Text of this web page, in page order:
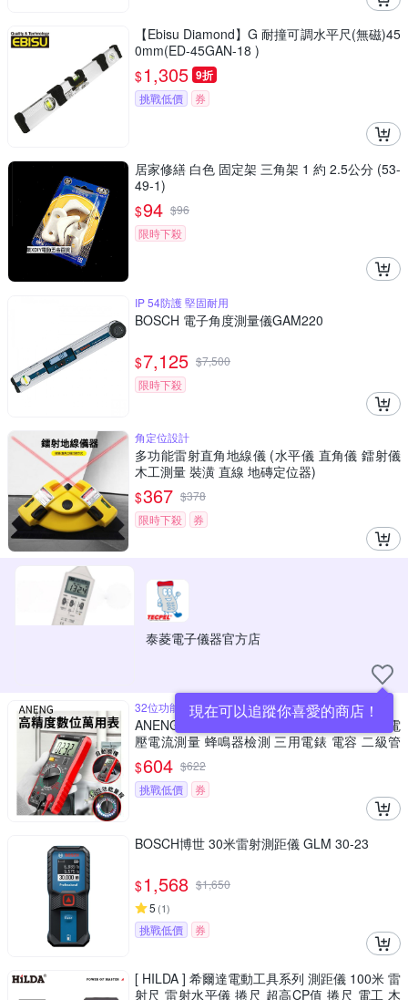
【Ebisu Diamond】G 耐撞可調水平尺(無磁)45
0mm(ED-45GAN-18 )
$1,305 9折
挑戰低價 券
居家修繕 白色 固定架 三角架 1 約 2.5公分 (53-
49-1)
$94 $96
限時下殺
IP 54防護 堅固耐用
BOSCH 電子角度測量儀GAM220
$7,125 $7,500
限時下殺
角定位設計
多功能雷射直角地線儀 (水平儀 直角儀 鐳射儀
木工測量 裝潢 直線 地磚定位器)
$367 $378
限時下殺
券
泰菱電子儀器官方店
現在可以追蹤你喜愛的商店！
32位功能量程全功能齊全範圍廣
ANENG 全新升級數字萬用表 DT9205A 交流電
壓電流測量 蜂鳴器檢測 三用電錶 電容 二級管
測量儀
$604 $622
挑戰低價
券
BOSCH博世 30米雷射測距儀 GLM 30-23
$1,568 $1,650
5 (1)
挑戰低價 券
[ HILDA ] 希爾達電動工具系列 測距儀 100米 雷
射尺 雷射水平儀 捲尺 超高CP值 捲尺 電工 木